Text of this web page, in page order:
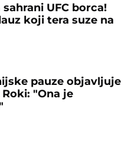
UFC borca!
koji tera suze na
pauze objavljuje
"Ona je